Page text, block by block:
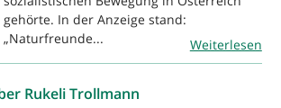
gehörte. In der Anzeige stand:
„Naturfreunde...
Weiterlesen
Rukeli Trollmann